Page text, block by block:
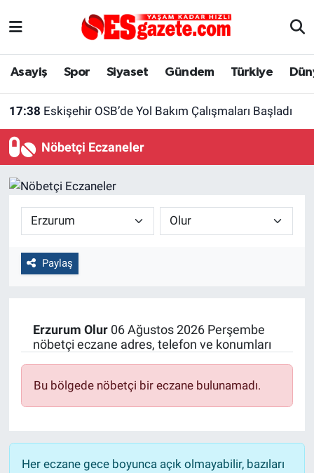
Asayiş Spor Siyaset Gündem Türkiye
17:38 Eskişehir OSB’de Yol Bakım Çalışmaları Başladı
Nöbetçi Eczaneler
Paylaş
Erzurum Olur06 Ağustos 2026 Perşembe
nöbetçi eczane adres, telefon ve konumları
Bu bölgede nöbetçi bir eczane bulunamadı.
Her eczane gece boyunca açık olmayabilir, bazıları
Asayiş
Türkiye
Dünya
Sağlık
Yaşam
Eskişehir Arşivi
Röportaj
Ekonomi
Politika
Kütahya
Gezi
Eskişehir Nöbetçi Eczaneler
Tüm Manşetler
Son Dakika Haberleri
Haber Arşivi